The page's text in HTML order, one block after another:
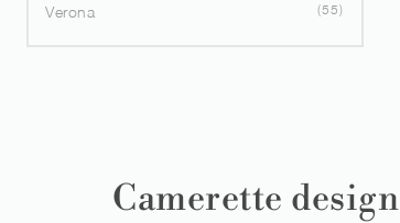
Verona 55
Camerette design